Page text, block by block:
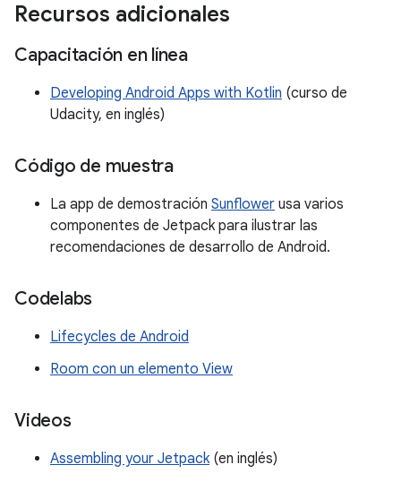
Recursos adicionales
Capacitación en línea
Developing Android Apps with Kotlin (curso de
Udacity, en inglés)
Código de muestra
La app de demostración Sunflower usa varios
componentes de Jetpack para ilustrar las
recomendaciones de desarrollo de Android.
Codelabs
Lifecycles de Android
Room con un elemento View
Videos
Assembling your Jetpack(en inglés)